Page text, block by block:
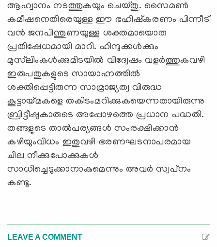
ആഹ്വാനം നടത്തുകയും ചെയ്തു. സൈമണ്‍
കമീഷനെതിരെയുള്ള ഈ ഭഹിഷ്‌കരണം പിന്നീട്
വന്‍ ജനപിന്തുണയുള്ള ശക്തമായൊരു
പ്രതിഷേധമായി മാറി. ഹിന്ദുക്കള്‍ക്കും
മുസ്‌ലിംകള്‍ക്കുമിടയില്‍ വിദ്വേഷം വളര്‍ത്തുകവഴി
ഇരുപതുകളുടെ സായാഹ്നത്തില്‍
ശക്തിപ്പെട്ടിരുന്ന സാമ്രാജ്യത്വ വിരുദ്ധ
കൂട്ടായ്മകളെ തകിടംമറിക്കുകയെന്നതായിരുന്നു
ബ്രിട്ടീഷുകാരുടെ അപ്പോഴത്തെ പ്രധാന പദ്ധതി.
തങ്ങളുടെ താല്‍പര്യങ്ങള്‍ സംരക്ഷിക്കാന്‍
കഴിയുംവിധം ഇതുവഴി ഭരണഘടനാപരമായ
ചില നീക്കുപോക്കുകള്‍
സാധിച്ചെടുക്കാനാകുമെന്നും അവര്‍ സ്വപ്‌നം
കണ്ടു.
LEAVE A COMMENT